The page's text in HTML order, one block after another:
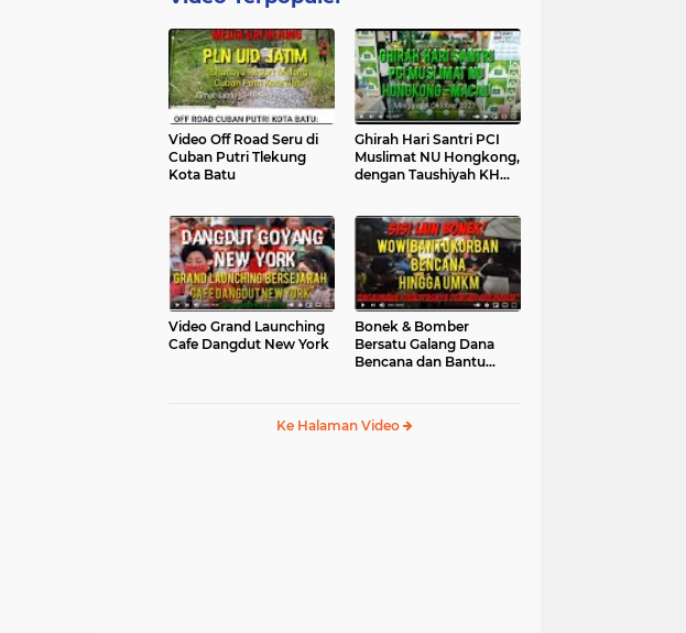
Video Off Road Seru di
Cuban Putri Tlekung
Kota Batu
Ghirah Hari Santri PCI
Muslimat NU Hongkong,
dengan Taushiyah KH
Video Grand Launching
Cafe Dangdut New York
Bonek & Bomber
Bersatu Galang Dana
Bencana dan Bantu
Ke Halaman Video